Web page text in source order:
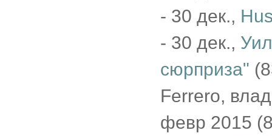
- 30 дек.,
- 30 дек.,
сюрприза"
Ferrero,
февр 2015